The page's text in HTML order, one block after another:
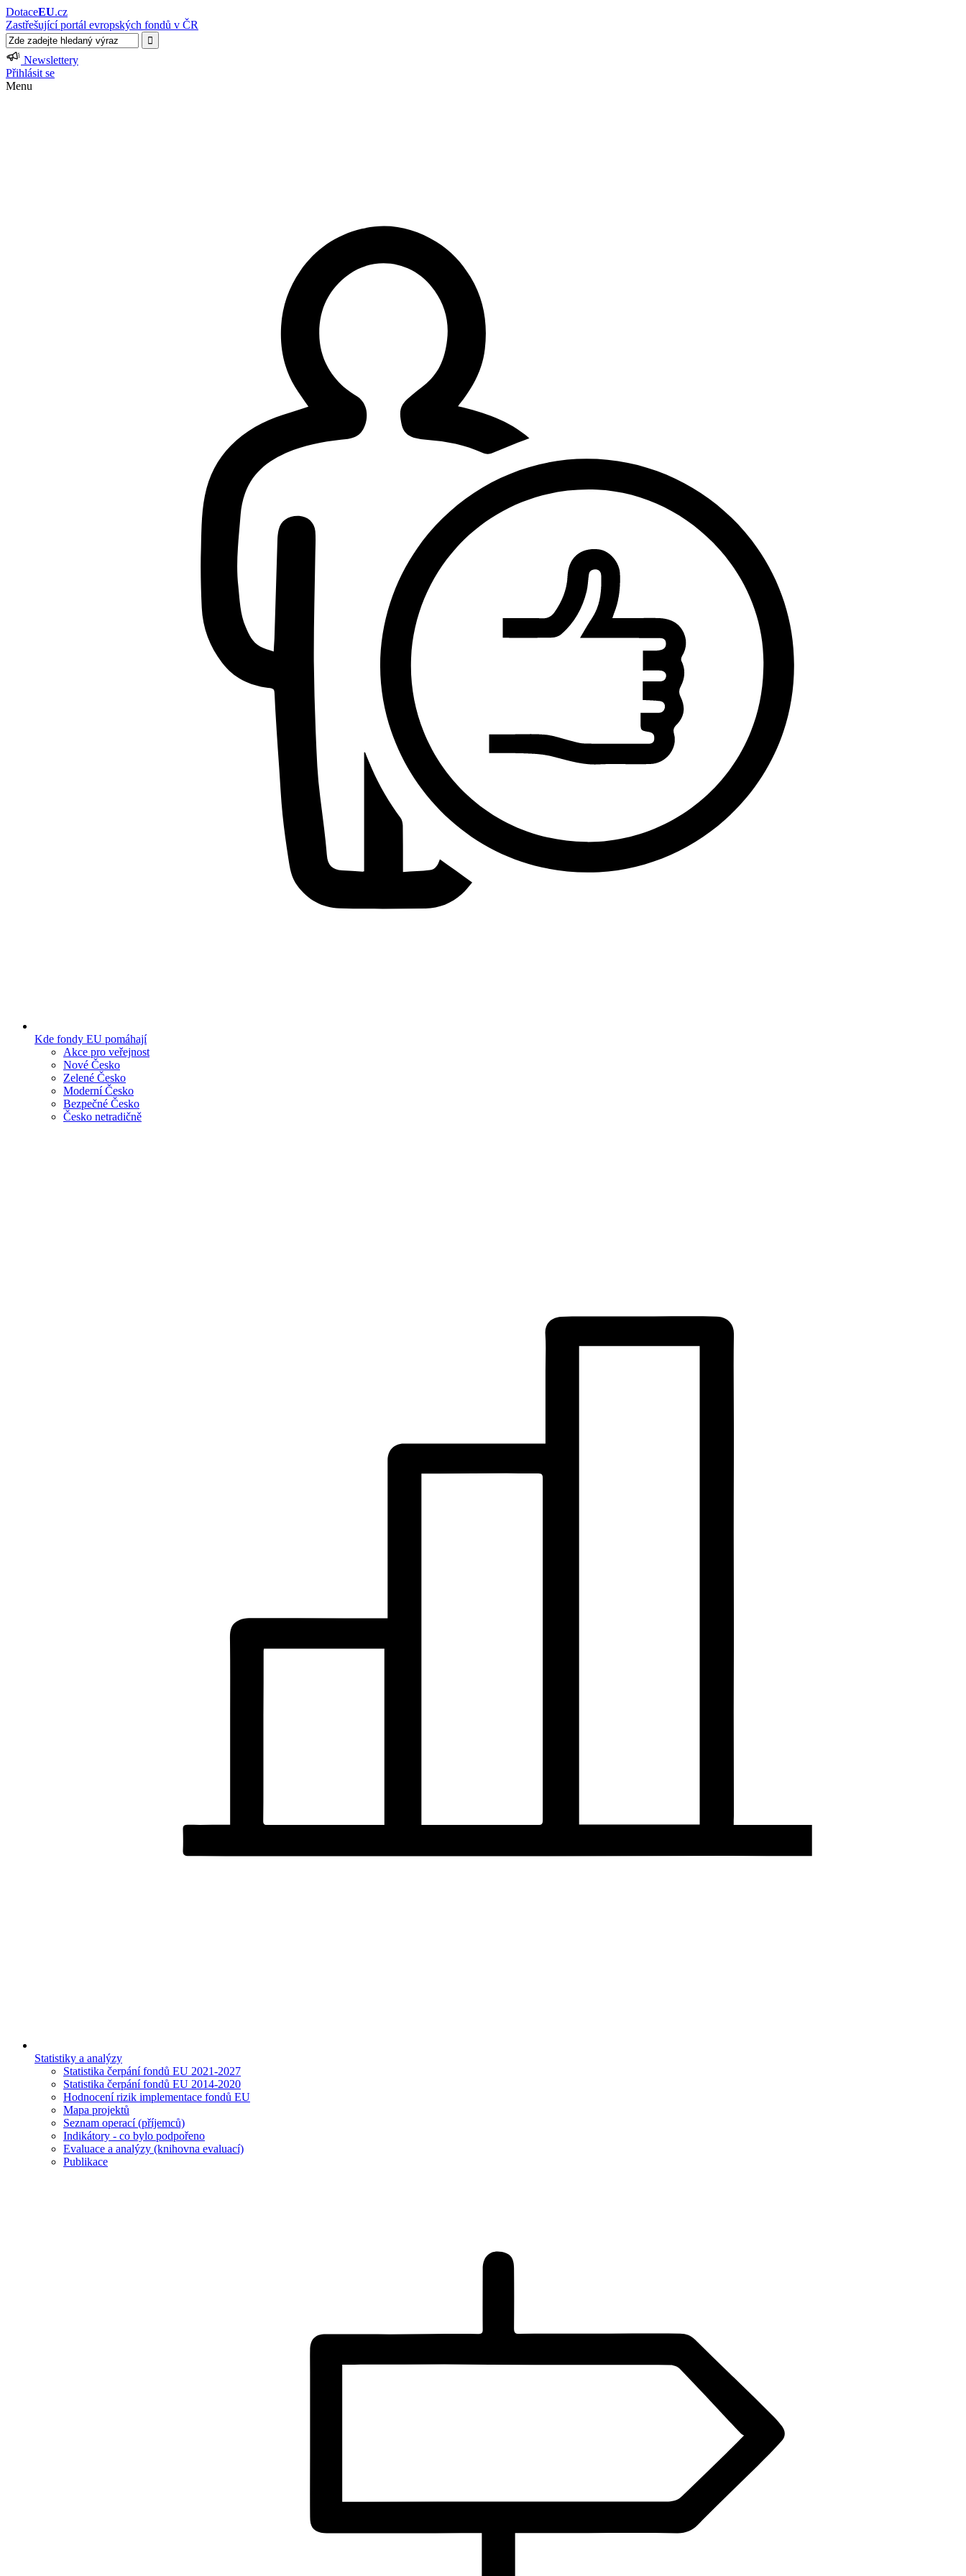
DotaceEU.cz
Zastřešující portál evropských fondů v ČR
Newslettery
Přihlásit se
Menu
Kde fondy EU pomáhají
Akce pro veřejnost
Nové Česko
Zelené Česko
Moderní Česko
Bezpečné Česko
Česko netradičně
Statistiky a analýzy
Statistika čerpání fondů EU 2021-2027
Statistika čerpání fondů EU 2014-2020
Hodnocení rizik implementace fondů EU
Mapa projektů
Seznam operací (příjemců)
Indikátory - co bylo podpořeno
Evaluace a analýzy (knihovna evaluací)
Publikace